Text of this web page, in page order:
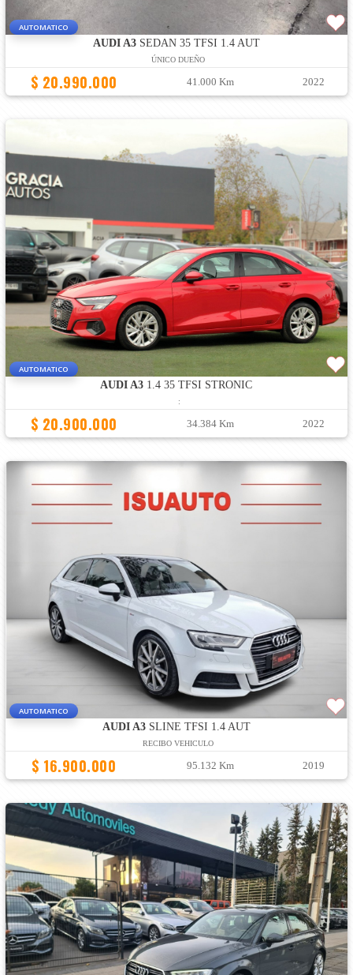
AUTOMATICO
AUDI A3SEDAN 35 TFSI 1.4 AUT
ÚNICO DUEÑO
$ 20.990.000 41.000 Km 2022
AUTOMATICO
AUDI A3 1.4 35 TFSI STRONIC
:
$ 20.900.000 34.384 Km 2022
AUTOMATICO
AUDI A3SLINE TFSI 1.4 AUT
RECIBO VEHICULO
$ 16.900.000 95.132 Km 2019